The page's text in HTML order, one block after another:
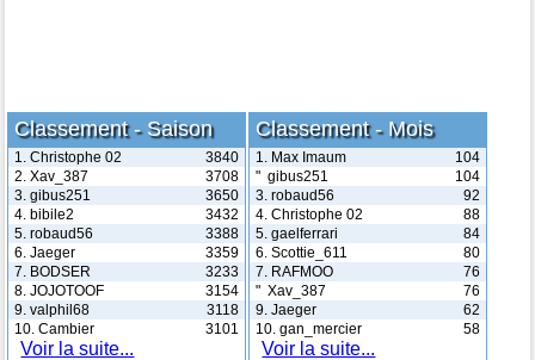
Classement - Saison
1. Christophe 02
3840
2. Xav_387
3708
3. gibus251
3650
4. bibile2
3432
5. robaud56
3388
6. Jaeger
3359
7. BODSER
3233
8. JOJOTOOF
3154
9. valphil68
3118
10. Cambier
3101
Voir la suite...
Classement - Mois
1. Max Imaum
104
" gibus251
104
3. robaud56
92
4. Christophe 02
88
5. gaelferrari
84
6. Scottie_611
80
7. RAFMOO
76
" Xav_387
76
9. Jaeger
62
10. gan_mercier
58
Voir la suite...